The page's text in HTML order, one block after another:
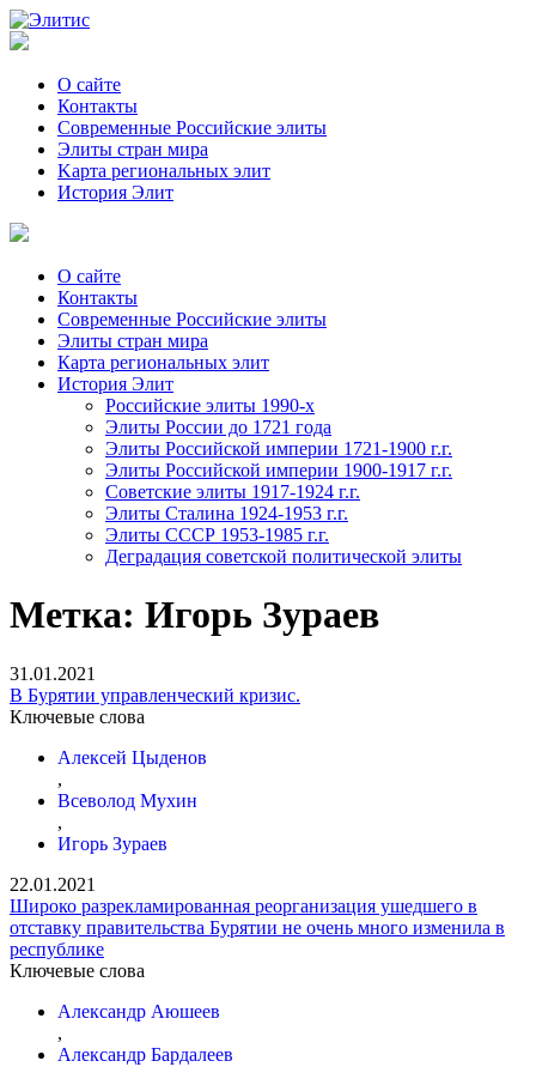
О сайте
Контакты
Современные Российские элиты
Элиты стран мира
Kартa региональных элит
История Элит
О сайте
Контакты
Современные Российские элиты
Элиты стран мира
Картa региональных элит
История Элит
Российские элиты 1990-х
Элиты России до 1721 года
Элиты Российской империи 1721-1900 г.г.
Элиты Российской империи 1900-1917 г.г.
Советские элиты 1917-1924 г.г.
Элиты Сталина 1924-1953 г.г.
Элиты СССР 1953-1985 г.г.
Деградация советской политической элиты
Метка: Игорь Зураев
31.01.2021
В Бурятии управленческий кризис.
Ключевые слова
Алексей Цыденов
,
Всеволод Мухин
,
Игорь Зураев
22.01.2021
Широко разрекламированная реорганизация ушедшего в
отставку правительства Бурятии не очень много изменила в
республике
Ключевые слова
Александр Аюшеев
,
Александр Бардалеев